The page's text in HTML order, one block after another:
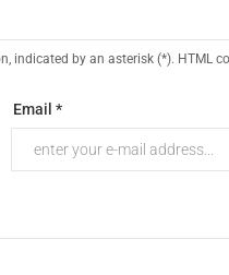
indicated by an asterisk (*). HTML
Email *